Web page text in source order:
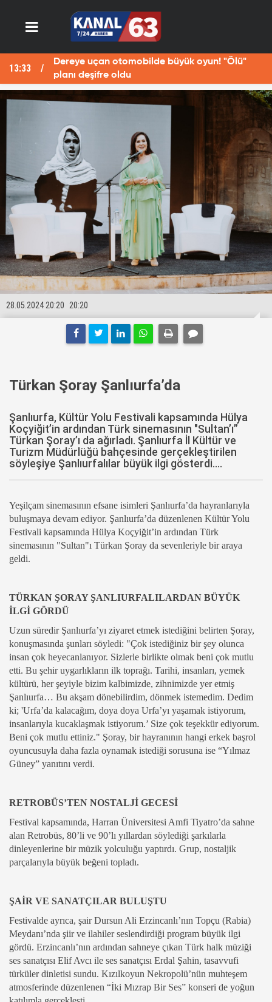
13:33
Dereye uçan otomobilde büyük oyun! "Ölü"
planı deşifre oldu
20:20
28.05.2024 20:20
Türkan Şoray Şanlıurfa’da
Şanlıurfa, Kültür Yolu Festivali kapsamında Hülya
Koçyiğit’in ardından Türk sinemasının "Sultan’ı”
Türkan Şoray’ı da ağırladı. Şanlıurfa İl Kültür ve
Turizm Müdürlüğü bahçesinde gerçekleştirilen
söyleşiye Şanlıurfalılar büyük ilgi gösterdi....
Yeşilçam sinemasının efsane isimleri Şanlıurfa’da hayranlarıyla
buluşmaya devam ediyor. Şanlıurfa’da düzenlenen Kültür Yolu
Festivali kapsamında Hülya Koçyiğit’in ardından Türk
sinemasının "Sultan"ı Türkan Şoray da sevenleriyle bir araya
geldi.
TÜRKAN ŞORAY ŞANLIURFALILARDAN BÜYÜK
İLGİ GÖRDÜ
Uzun süredir Şanlıurfa’yı ziyaret etmek istediğini belirten Şoray,
konuşmasında şunları söyledi: "Çok istediğiniz bir şey olunca
insan çok heyecanlanıyor. Sizlerle birlikte olmak beni çok mutlu
etti. Bu şehir uygarlıkların ilk toprağı. Tarihi, insanları, yemek
kültürü, her şeyiyle bizim kalbimizde, zihnimizde yer etmiş
Şanlıurfa… Bu akşam dönebilirdim, dönmek istemedim. Dedim
ki; 'Urfa’da kalacağım, doya doya Urfa’yı yaşamak istiyorum,
insanlarıyla kucaklaşmak istiyorum.’ Size çok teşekkür ediyorum.
Beni çok mutlu ettiniz." Şoray, bir hayranının hangi erkek başrol
oyuncusuyla daha fazla oynamak istediği sorusuna ise “Yılmaz
Güney” yanıtını verdi.
RETROBÜS’TEN NOSTALJİ GECESİ
Festival kapsamında, Harran Üniversitesi Amfi Tiyatro’da sahne
alan Retrobüs, 80’li ve 90’lı yıllardan söylediği şarkılarla
dinleyenlerine bir müzik yolculuğu yaptırdı. Grup, nostaljik
parçalarıyla büyük beğeni topladı.
ŞAİR VE SANATÇILAR BULUŞTU
Festivalde ayrıca, şair Dursun Ali Erzincanlı’nın Topçu (Rabia)
Meydanı’nda şiir ve ilahiler seslendirdiği program büyük ilgi
gördü. Erzincanlı’nın ardından sahneye çıkan Türk halk müziği
ses sanatçısı Elif Avcı ile ses sanatçısı Erdal Şahin, tasavvufi
türküler dinletisi sundu. Kızılkoyun Nekropolü’nün muhteşem
atmosferinde düzenlenen “İki Mızrap Bir Ses” konseri de yoğun